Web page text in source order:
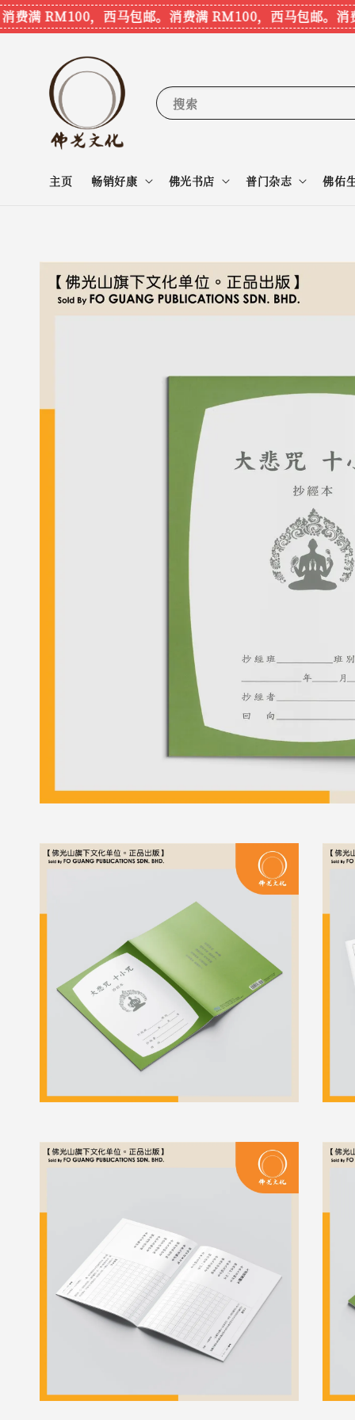
满 RM100，西马包邮。消费满 RM100，西马包邮。消费
搜索
主页 畅销好康 佛光书店 普门杂志 佛佑